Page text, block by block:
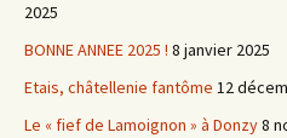
2025
BONNE ANNEE 2025 ! 8 janvier 2025
Etais, châtellenie fantôme 12
Le « fief de Lamoignon » à Donzy8